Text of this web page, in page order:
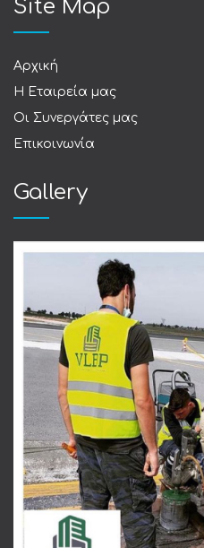
Site Map
Αρχική
Η Εταιρεία μας
Οι Συνεργάτες μας
Επικοινωνία
Gallery